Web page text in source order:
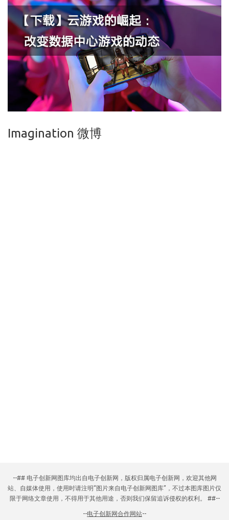
Imagination 微博
--## 电子创新网图库均出自电子创新网，版权归属电子创新网，欢迎其他网
站、自媒体使用，使用时请注明“图片来自电子创新网图库”，不过本图库图片仅
限于网络文章使用，不得用于其他用途，否则我们保留追诉侵权的权利。 ##--
--电子创新网合作网站--